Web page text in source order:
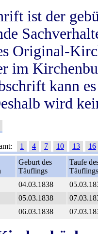
ist der
Original-
im
kann
wird
1 4 7 10 13
16
Geburt des
Täuflings
Taufe
Täuflings
04.03.1838
05.03.1838
06.03.1838